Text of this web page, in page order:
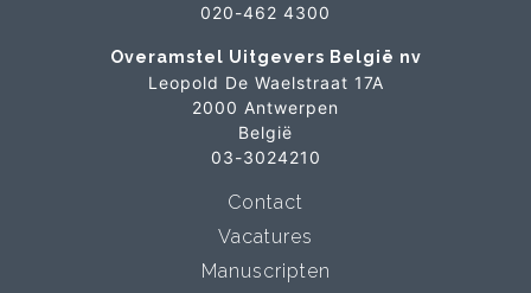
020-462 4300
Overamstel Uitgevers België nv
Leopold De Waelstraat 17A
2000 Antwerpen
België
03-3024210
Contact
Vacatures
Manuscripten